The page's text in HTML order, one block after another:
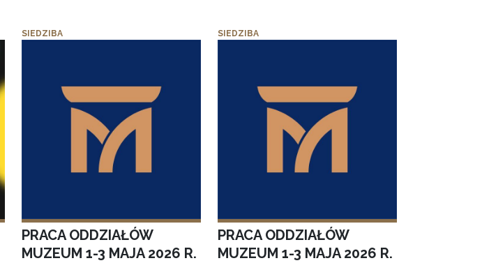
SIEDZIBA
PRACA ODDZIAŁÓW
MUZEUM 1-3 MAJA 2026 R.
SIEDZIBA
PRACA ODDZIAŁÓW
MUZEUM 1-3 MAJA 2026 R.